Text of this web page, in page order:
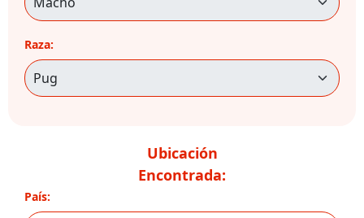
Raza:
Ubicación
Encontrada:
País: